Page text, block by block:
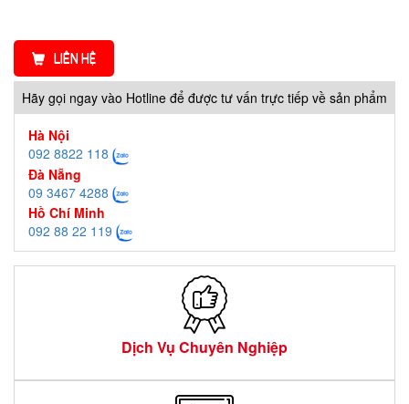
LIÊN HỆ
Hãy gọi ngay vào Hotline để được tư vấn trực tiếp về sản phẩm
Hà Nội
092 8822 118
Đà Nẵng
09 3467 4288
Hồ Chí Minh
092 88 22 119
Dịch Vụ Chuyên Nghiệp